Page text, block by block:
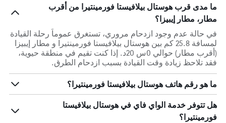
ما مدى قرب هوستال بيلافيستا فورمينتيرا من أقرب
مطار، مطار إيبيزا؟
في حالة عدم وجود ازدحام مروري، تستغرق عموماً رحلة القيادة
لمسافة 25.8 كم بين هوستال بيلافيستا فورمينتيرا و مطار إيبيزا
(أقرب مطار) حوالي 0س 20د. إذا كنت تقيم في منطقة حيوية،
فقد تلاحظ زيادة وقت القيادة بسبب ازدحام الطرق.
ما هو رقم هاتف هوستال بيلافيستا فورمينتيرا؟
هل تتوفر خدمة الواي فاي في هوستال بيلافيستا
فورمينتيرا؟